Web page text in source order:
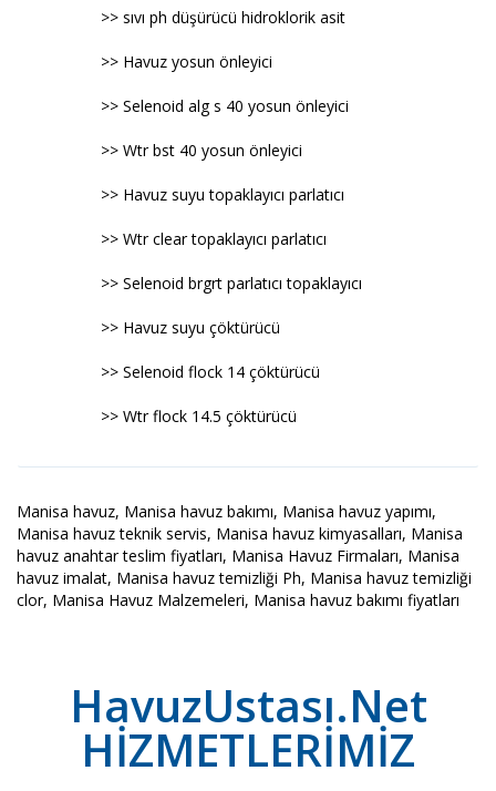
>> sıvı ph düşürücü hidroklorik asit
>> Havuz yosun önleyici
>> Selenoid alg s 40 yosun önleyici
>> Wtr bst 40 yosun önleyici
>> Havuz suyu topaklayıcı parlatıcı
>> Wtr clear topaklayıcı parlatıcı
>> Selenoid brgrt parlatıcı topaklayıcı
>> Havuz suyu çöktürücü
>> Selenoid flock 14 çöktürücü
>> Wtr flock 14.5 çöktürücü
Manisa havuz, Manisa havuz bakımı, Manisa havuz yapımı,
Manisa havuz teknik servis, Manisa havuz kimyasalları, Manisa
havuz anahtar teslim fiyatları, Manisa Havuz Firmaları, Manisa
havuz imalat, Manisa havuz temizliği Ph, Manisa havuz temizliği
clor, Manisa Havuz Malzemeleri, Manisa havuz bakımı fiyatları
HavuzUstası.Net
HİZMETLERİMİZ